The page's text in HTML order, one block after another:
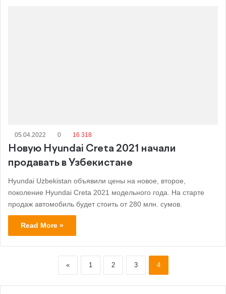
05.04.2022 0 16 318
Новую Hyundai Creta 2021 начали
продавать в Узбекистане
Hyundai Uzbekistan объявили цены на новое, второе,
поколение Hyundai Creta 2021 модельного года. На старте
продаж автомобиль будет стоить от 280 млн. сумов.
Read More »
« 1 2 3 4